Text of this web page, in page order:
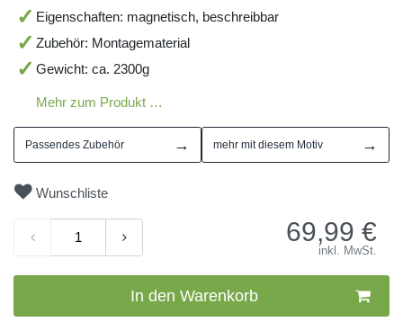
Eigenschaften: magnetisch, beschreibbar
Zubehör: Montagematerial
Gewicht: ca. 2300g
Mehr zum Produkt …
Passendes Zubehör → mehr mit diesem Motiv →
Wunschliste
69,99 €
inkl. MwSt.
In den Warenkorb